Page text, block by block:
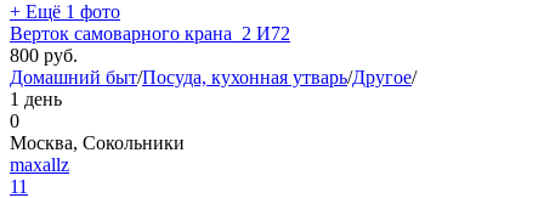
+ Ещё 1 фото
Верток самоварного крана_2 И72
800 руб.
Домашний быт/Посуда, кухонная утварь/Другое/
1 день
0
Москва, Сокольники
maxallz
11